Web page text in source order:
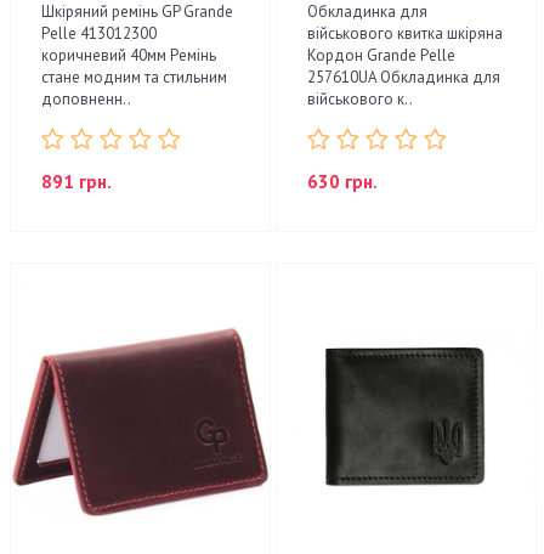
Шкіряний ремінь GP Grande
Pelle 413012300
коричневий 40мм Ремінь
стане модним та стильним
доповненн..
891 грн.
Обкладинка для
військового квитка шкіряна
Кордон Grande Pelle
257610UA Обкладинка для
військового к..
630 грн.